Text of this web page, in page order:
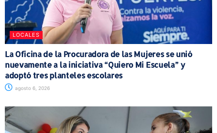
LOCALES
La Oficina de la Procuradora de las Mujeres se unió
nuevamente a la iniciativa “Quiero Mi Escuela” y
adoptó tres planteles escolares
agosto 6, 2026